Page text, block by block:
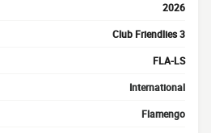
2026
Club Friendlies 3
FLA-LS
International
Flamengo